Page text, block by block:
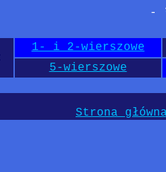
1- i 2-wierszowe
5-wierszowe
Strona